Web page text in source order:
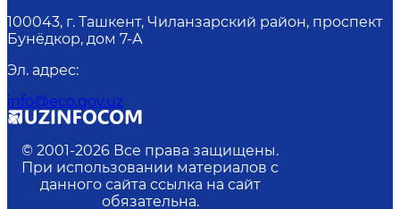
100043, г. Ташкент, Чиланзарский район, проспект
Бунёдкор, дом 7-А
Эл. адрес:
info@eco.gov.uz
© 2001-2026 Все права защищены.
При использовании материалов с
данного сайта ссылка на сайт
обязательна.